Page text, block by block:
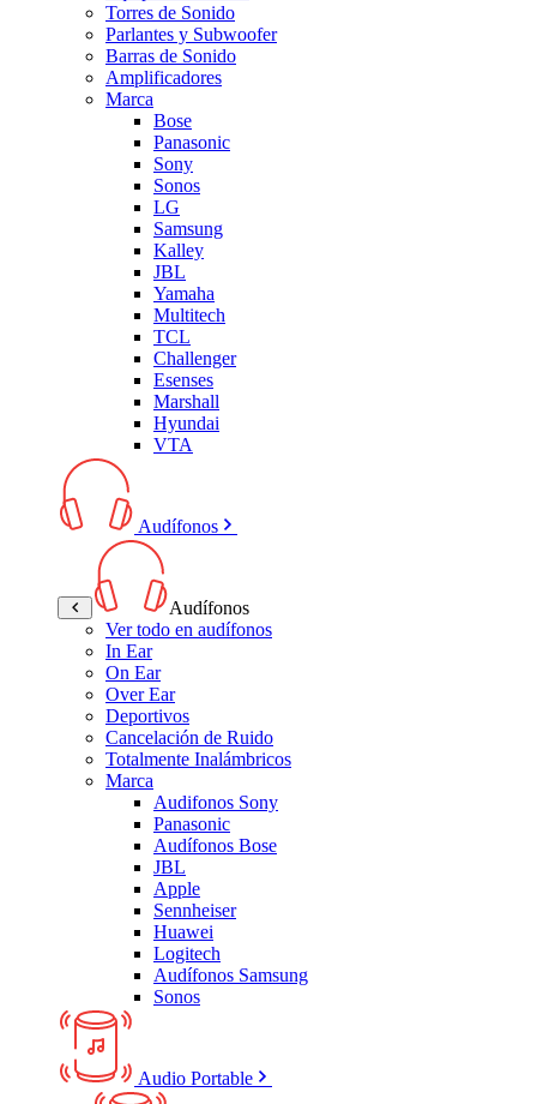
Torres de Sonido
Parlantes y Subwoofer
Barras de Sonido
Amplificadores
Marca
Bose
Panasonic
Sony
Sonos
LG
Samsung
Kalley
JBL
Yamaha
Multitech
TCL
Challenger
Esenses
Marshall
Hyundai
VTA
Audífonos
Audífonos
Ver todo en audífonos
In Ear
On Ear
Over Ear
Deportivos
Cancelación de Ruido
Totalmente Inalámbricos
Marca
Audifonos Sony
Panasonic
Audífonos Bose
JBL
Apple
Sennheiser
Huawei
Logitech
Audífonos Samsung
Sonos
Audio Portable